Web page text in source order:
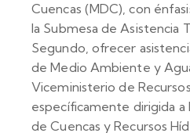
Cuencas (MDC), con
la Submesa de Asistencia
Segundo, ofrecer
de Medio Ambiente y
Viceministerio de
específicamente dirigida a
de Cuencas y Recursos